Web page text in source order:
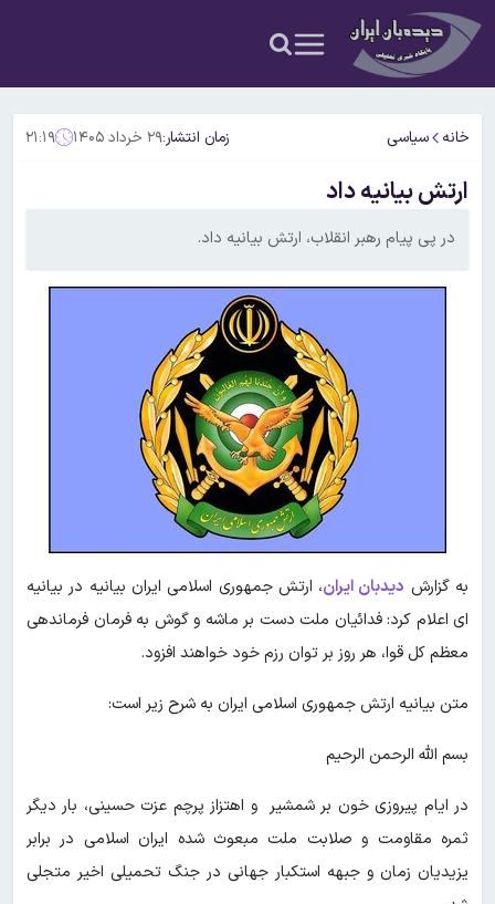
خانه سیاسی زمان انتشار:۲۹ خرداد ۱۴۰۵ ۲۱:۱۹
ارتش بیانیه داد
در پی پیام رهبر انقلاب، ارتش بیانیه داد.
به گزارش دیدبان ایران، ارتش جمهوری اسلامی ایران بیانیه‌ در بیانیه
ای اعلام کرد: فدائیان ملت دست بر ماشه و گوش‌ به فرمان فرماندهی
معظم کل قوا، هر روز بر توان رزم خود خواهند افزود.
متن بیانیه ارتش جمهوری اسلامی ایران به شرح زیر است:
بسم الله الرحمن الرحیم
در ایام پیروزی خون بر شمشیر و اهتزاز پرچم عزت حسینی، بار دیگر
ثمره مقاومت و صلابت ملت مبعوث شده ایران اسلامی در برابر
یزیدیان زمان و جبهه‌ استکبار جهانی در جنگ تحمیلی اخیر متجلی